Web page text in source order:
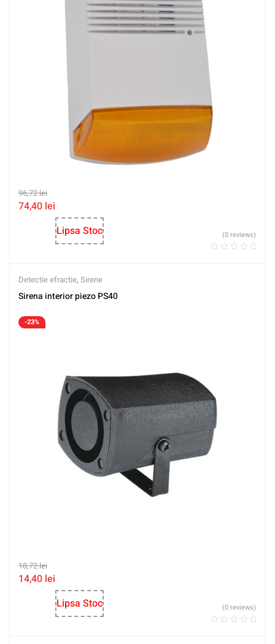
96,72lei
74,40 lei
Lipsa Stoc
(0 reviews)
Detectie efractie, Sirene
Sirena interior piezo PS40
-23%
18,72lei
14,40 lei
Lipsa Stoc
(0 reviews)